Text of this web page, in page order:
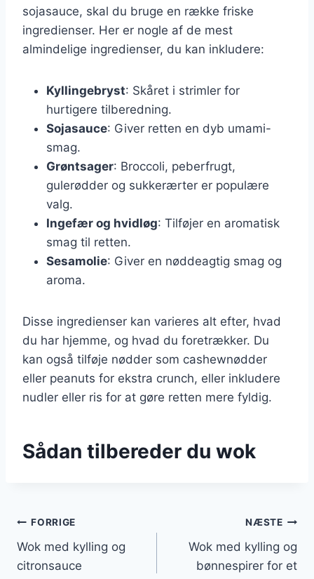
sojasauce, skal du bruge en række friske
ingredienser. Her er nogle af de mest
almindelige ingredienser, du kan inkludere:
Kyllingebryst: Skåret i strimler for
hurtigere tilberedning.
Sojasauce: Giver retten en dyb umami-
smag.
Grøntsager: Broccoli, peberfrugt,
gulerødder og sukkerærter er populære
valg.
Ingefær og hvidløg: Tilføjer en aromatisk
smag til retten.
Sesamolie: Giver en nøddeagtig smag og
aroma.
Disse ingredienser kan varieres alt efter, hvad
du har hjemme, og hvad du foretrækker. Du
kan også tilføje nødder som cashewnødder
eller peanuts for ekstra crunch, eller inkludere
nudler eller ris for at gøre retten mere fyldig.
Sådan tilbereder du wok
Indlægsnavigation
FORRIGE
Wok med kylling og
citronsauce
NÆSTE
Wok med kylling og
bønnespirer for et